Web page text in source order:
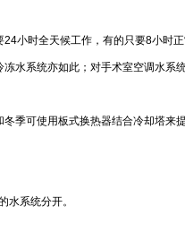
小时全天候工作，有的只要8小时
水系统亦如此；对手术室空调水系
季可使用板式换热器结合冷却塔来
水系统分开。